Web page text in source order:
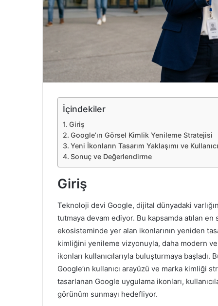
e
k
İçindekiler
Giriş
Google’ın Görsel Kimlik Yenileme Stratejisi
Yeni İkonların Tasarım Yaklaşımı ve
Sonuç ve Değerlendirme
Giriş
Teknoloji devi Google, dijital dünyadaki
tutmaya devam ediyor. Bu kapsamda atılan en
ekosisteminde yer alan ikonlarının yeniden
kimliğini yenileme vizyonuyla, daha modern ve
ikonları kullanıcılarıyla buluşturmaya
Google’ın kullanıcı arayüzü ve marka kimliği
tasarlanan Google uygulama ikonları,
görünüm sunmayı hedefliyor.